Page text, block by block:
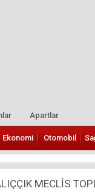
Apartlar
Ekonomi Otomobil
MECLİS